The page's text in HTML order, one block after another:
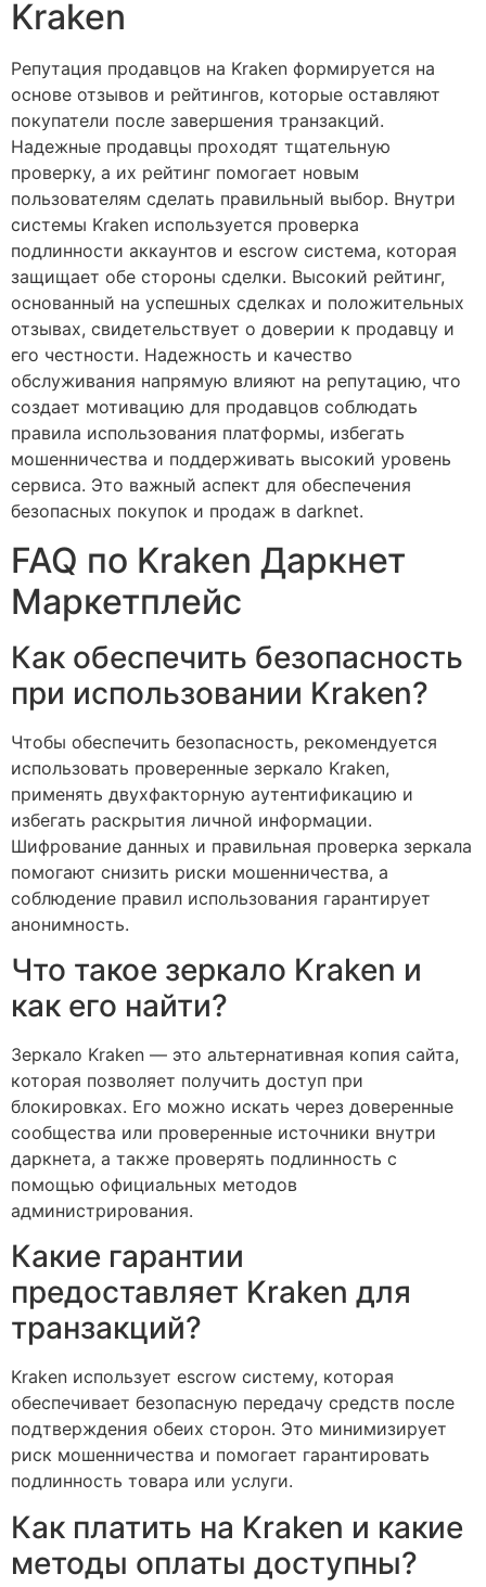
Kraken
Репутация продавцов на Kraken формируется на
основе отзывов и рейтингов, которые оставляют
покупатели после завершения транзакций.
Надежные продавцы проходят тщательную
проверку, а их рейтинг помогает новым
пользователям сделать правильный выбор. Внутри
системы Kraken используется проверка
подлинности аккаунтов и escrow система, которая
защищает обе стороны сделки. Высокий рейтинг,
основанный на успешных сделках и положительных
отзывах, свидетельствует о доверии к продавцу и
его честности. Надежность и качество
обслуживания напрямую влияют на репутацию, что
создает мотивацию для продавцов соблюдать
правила использования платформы, избегать
мошенничества и поддерживать высокий уровень
сервиса. Это важный аспект для обеспечения
безопасных покупок и продаж в darknet.
FAQ по Kraken Даркнет
Маркетплейс
Как обеспечить безопасность
при использовании Kraken?
Чтобы обеспечить безопасность, рекомендуется
использовать проверенные зеркало Kraken,
применять двухфакторную аутентификацию и
избегать раскрытия личной информации.
Шифрование данных и правильная проверка зеркала
помогают снизить риски мошенничества, а
соблюдение правил использования гарантирует
анонимность.
Что такое зеркало Kraken и
как его найти?
Зеркало Kraken — это альтернативная копия сайта,
которая позволяет получить доступ при
блокировках. Его можно искать через доверенные
сообщества или проверенные источники внутри
даркнета, а также проверять подлинность с
помощью официальных методов
администрирования.
Какие гарантии
предоставляет Kraken для
транзакций?
Kraken использует escrow систему, которая
обеспечивает безопасную передачу средств после
подтверждения обеих сторон. Это минимизирует
риск мошенничества и помогает гарантировать
подлинность товара или услуги.
Как платить на Kraken и какие
методы оплаты доступны?